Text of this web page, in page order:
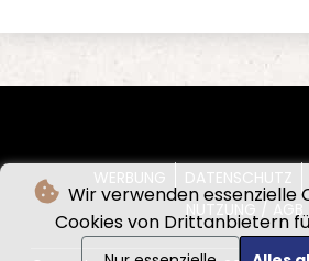
Wir verwenden essenzielle
Cookies von Drittanbietern
WERBUNG DATENSCHUTZ
NUTZUNG / AGB